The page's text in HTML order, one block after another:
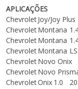
APLICAÇÕES
ChevroletJoy/Joy Plus
ChevroletMontana
ChevroletMontana
ChevroletMontana
ChevroletNovo Onix
ChevroletNovo
ChevroletOnix 1.0